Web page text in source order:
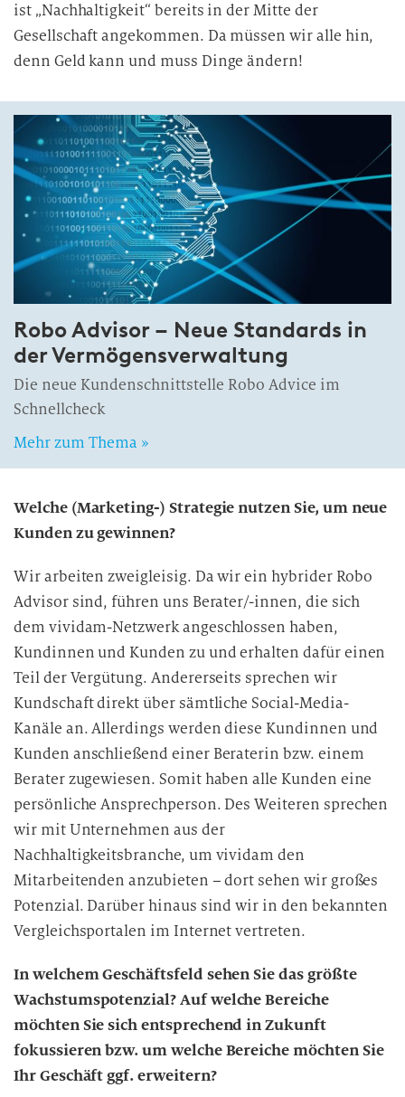
ist „Nachhaltigkeit“ bereits in der Mitte der
Gesellschaft angekommen. Da müssen wir alle hin,
denn Geld kann und muss Dinge ändern!
Robo Advisor – Neue Standards in
der Ver­mö­gens­ver­wal­tung
Die neue Kundenschnittstelle Robo Advice im
Schnellcheck
Mehr zum Thema »
Welche (Marketing-) Strategie nutzen Sie, um neue
Kunden zu gewinnen?
Wir arbeiten zweigleisig. Da wir ein hybrider Robo
Advisor sind, führen uns Berater/-innen, die sich
dem vividam-Netzwerk angeschlossen haben,
Kundinnen und Kunden zu und erhalten dafür einen
Teil der Vergütung. Andererseits sprechen wir
Kundschaft direkt über sämtliche Social-Media-
Kanäle an. Allerdings werden diese Kundinnen und
Kunden anschließend einer Beraterin bzw. einem
Berater zugewiesen. Somit haben alle Kunden eine
persönliche Ansprechperson. Des Weiteren sprechen
wir mit Unternehmen aus der
Nachhaltigkeitsbranche, um vividam den
Mitarbeitenden anzubieten – dort sehen wir großes
Potenzial. Darüber hinaus sind wir in den bekannten
Vergleichsportalen im Internet vertreten.
In welchem Geschäftsfeld sehen Sie das größte
Wachstumspotenzial? Auf welche Bereiche
möchten Sie sich entsprechend in Zukunft
fokussieren bzw. um welche Bereiche möchten Sie
Ihr Geschäft ggf. erweitern?